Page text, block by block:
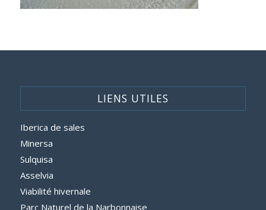
LIENS UTILES
Iberica de sales
Minersa
Sulquisa
Asselvia
Viabilité hivernale
Parc Naturel de la Narbonnaise